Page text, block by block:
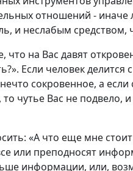
отношений - иначе
и неслабым
что на Вас давят
Если человек
сокровенное, а
чутье Вас не подвело,
«А что еще мне стоит
или преподносят
информации, или,